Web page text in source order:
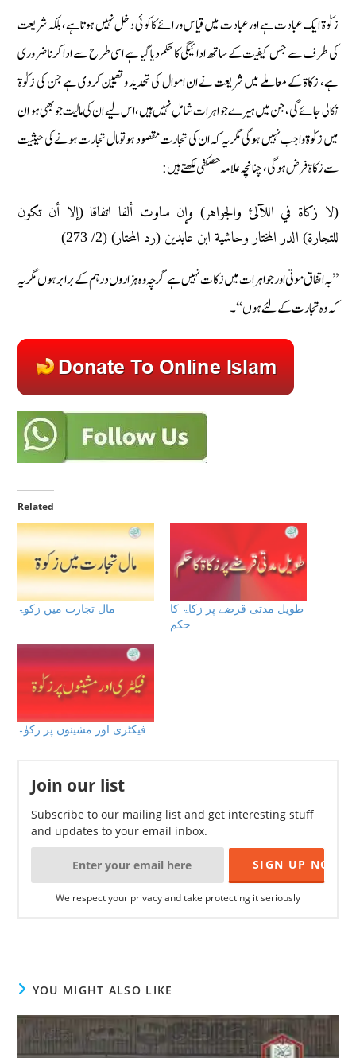
زکوٰۃ ایک عبادت ہے اور عبادت میں قیاس ورائے کا کوئی دخل نہیں ہوتا ہے، بلکہ شریعت
کی طرف سے جس کیفیت کے ساتھ ادائیگی کا حکم دیا گیا ہے اسی طرح سے ادا کرنا ضروری
ہے، زکاۃ کے معاملے میں شریعت نے ان اموال کی تحدید و تعیین کردی ہے جن کی زکوٰۃ
نکالی جائے گی، جن میں ہیرے جواہرات شامل نہیں ہیں، اس لیے ان کی مالیت جو بھی ہو ان
میں زکوٰۃ واجب نہیں ہوگی مگر یہ کہ ان کی تجارت مقصود ہو تو مال تجارت ہونے کی حیثیت
سے زکاۃ فرض ہوگی، چنانچہ علامہ حصکفی لکھتے ہیں:
(لا زكاة في اللآلئ والجواهر) وإن ساوت ألفا اتفاقا (إلا أن تكون
للتجارة) الدر المختار وحاشية ابن عابدين (رد المحتار) (2/ 273)
’’بہ اتفاق موتی اور جواہرات میں زکات نہیں ہے گرچہ وہ ہزاروں درہم کے برابر ہوں مگر یہ
کہ وہ تجارت کے لئے ہوں‘‘۔
Related
مال تجارت میں زکوۃ
طویل مدتی قرضے پر زکاۃ كا
حكم
فیکٹری اور مشینوں پر زکوٰۃ
Join our list
Subscribe to our mailing list and get interesting stuff
and updates to your email inbox.
We respect your privacy and take protecting it seriously
YOU MIGHT ALSO LIKE